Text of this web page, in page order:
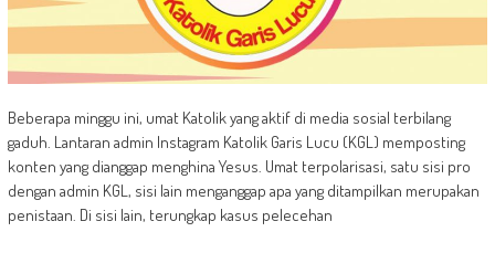
Beberapa minggu ini, umat Katolik yang aktif di media sosial terbilang
gaduh. Lantaran admin Instagram Katolik Garis Lucu (KGL) memposting
konten yang dianggap menghina Yesus. Umat terpolarisasi, satu sisi pro
dengan admin KGL, sisi lain menganggap apa yang ditampilkan merupakan
penistaan. Di sisi lain, terungkap kasus pelecehan